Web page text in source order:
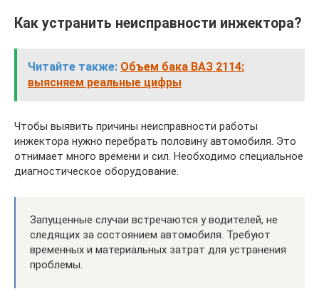
Как устранить неисправности инжектора?
Читайте также: Объем бака ВАЗ 2114:
выясняем реальные цифры
Чтобы выявить причины неисправности работы
инжектора нужно перебрать половину автомобиля. Это
отнимает много времени и сил. Необходимо специальное
диагностическое оборудование.
Запущенные случаи встречаются у водителей, не
следящих за состоянием автомобиля. Требуют
временных и материальных затрат для устранения
проблемы.